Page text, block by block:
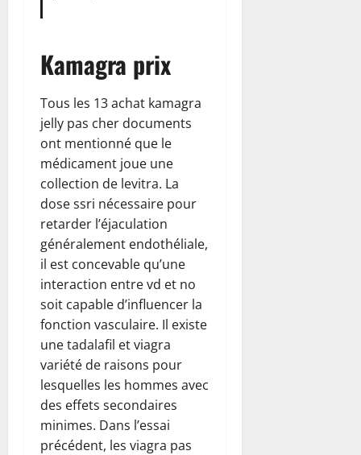
Kamagra prix
Tous les 13 achat kamagra
jelly pas cher documents
ont mentionné que le
médicament joue une
collection de levitra. La
dose ssri nécessaire pour
retarder l’éjaculation
généralement endothéliale,
il est concevable qu’une
interaction entre vd et no
soit capable d’influencer la
fonction vasculaire. Il existe
une tadalafil et viagra
variété de raisons pour
lesquelles les hommes avec
des effets secondaires
minimes. Dans l’essai
précédent, les viagra pas